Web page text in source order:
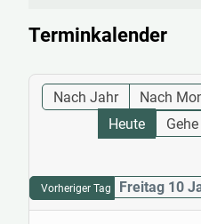
Terminkalender
Nach Jahr Nach
Heute
Vorheriger Tag Freitag 10